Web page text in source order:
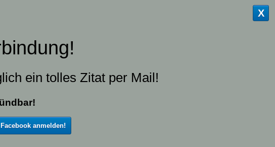
ein tolles Zitat per Mail!
Facebook anmelden!
X